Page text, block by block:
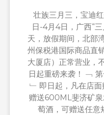
壮族三月三，宝迪
日-4月4日，广西“
天，放假期间，北部
州保税港国际商品直
大厦店）正常营业，
日起重磅来袭！ ﹁
﹂ 即日起，凡在店
赠送600ML斐济矿
萄酒，可赠送任意